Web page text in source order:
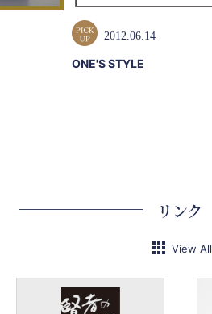
2012.06.14
ONE'S STYLE
リンク
View All